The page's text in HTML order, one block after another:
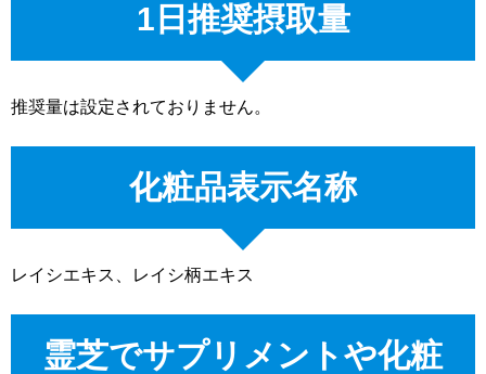
1日推奨摂取量
推奨量は設定されておりません。
化粧品表示名称
レイシエキス、レイシ柄エキス
霊芝でサプリメントや化粧